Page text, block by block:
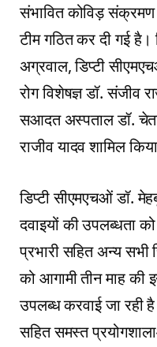
संभावित कोविड़
टीम गठित कर दी गई
अग्रवाल, डिप्टी
रोग विशेषज्ञ डॉ. संजीव
सआदत अस्पताल डॉ.
राजीव यादव शामिल
डिप्टी सीएमएचओं डॉ.
दवाइयों की उपलब्धता
प्रभारी सहित अन्य सभी
को आगामी तीन माह की
उपलब्ध करवाई जा रही
सहित समस्त